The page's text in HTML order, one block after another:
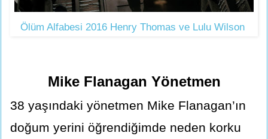
Ölüm Alfabesi 2016 Henry Thomas ve Lulu Wilson
Mike Flanagan Yönetmen
38 yaşındaki yönetmen Mike Flanagan’ın
doğum yerini öğrendiğimde neden korku